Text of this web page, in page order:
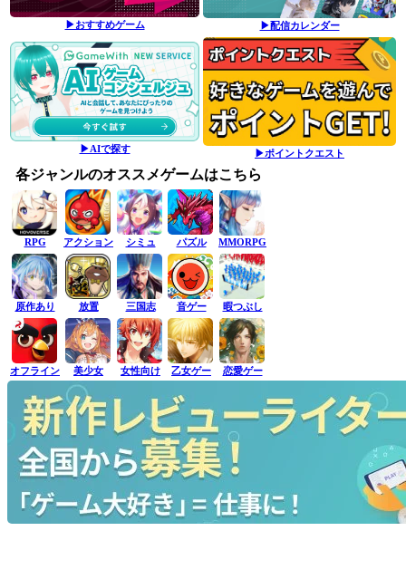
▶おすすめゲーム ▶配信カレンダー
▶AIで探す ▶ポイントクエスト
各ジャンルのオススメゲームはこちら
RPG アクション シミュ パズル MMORPG
原作あり 放置 三国志 音ゲー 暇つぶし
オフライン 美少女 女性向け 乙女ゲー 恋愛ゲー